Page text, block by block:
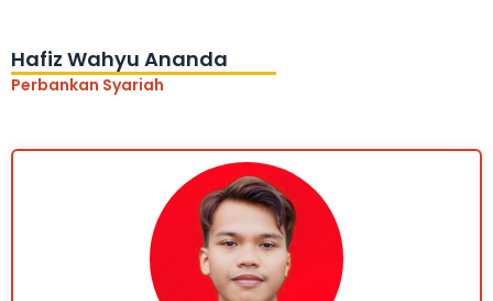
Hafiz Wahyu Ananda
Perbankan Syariah